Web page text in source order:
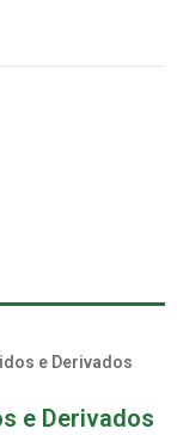
e Derivados